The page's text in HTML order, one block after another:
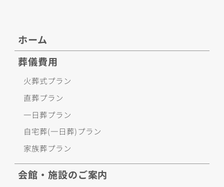
ホーム
葬儀費用
火葬式プラン
直葬プラン
一日葬プラン
自宅葬(一日葬)プラン
家族葬プラン
会館・施設のご案内